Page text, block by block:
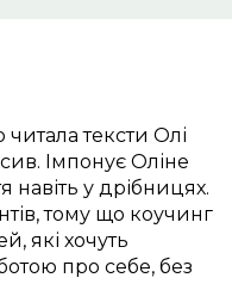
тексти Олі
Імпонує Оліне
навіть у дрібницях.
тому що коучинг
які хочуть
про себе, без